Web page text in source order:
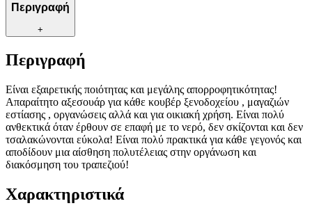
Περιγραφή
+
Περιγραφή
Είναι εξαιρετικής ποιότητας και μεγάλης απορροφητικότητας!
Απαραίτητο αξεσουάρ για κάθε κουβέρ ξενοδοχείου , μαγαζιών
εστίασης , οργανώσεις αλλά και για οικιακή χρήση. Είναι πολύ
ανθεκτικά όταν έρθουν σε επαφή με το νερό, δεν σκίζονται και δεν
τσαλακώνονται εύκολα! Είναι πολύ πρακτικά για κάθε γεγονός και
αποδίδουν μια αίσθηση πολυτέλειας στην οργάνωση και
διακόσμηση του τραπεζιού!
Χαρακτηριστικά